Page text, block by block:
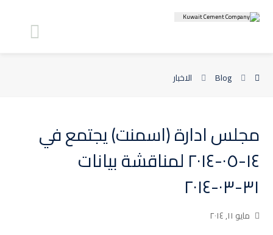
Blog الاخبار
مجلس ادارة (اسمنت) يجتمع في
١٤-٠٥-٢٠١٤ لمناقشة بيانات
٣١-٠٣-٢٠١٤
مايو ١١, ٢٠١٤